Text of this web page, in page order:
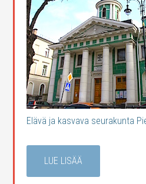
Elävä ja kasvava seurakunta
LUE LISÄÄ